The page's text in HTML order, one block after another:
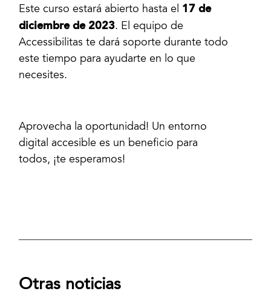
Este curso estará abierto hasta el 17 de
diciembre de 2023. El equipo de
Accessibilitas te dará soporte durante todo
este tiempo para ayudarte en lo que
necesites.
Aprovecha la oportunidad! Un entorno
digital accesible es un beneficio para
todos, ¡te esperamos!
Otras noticias